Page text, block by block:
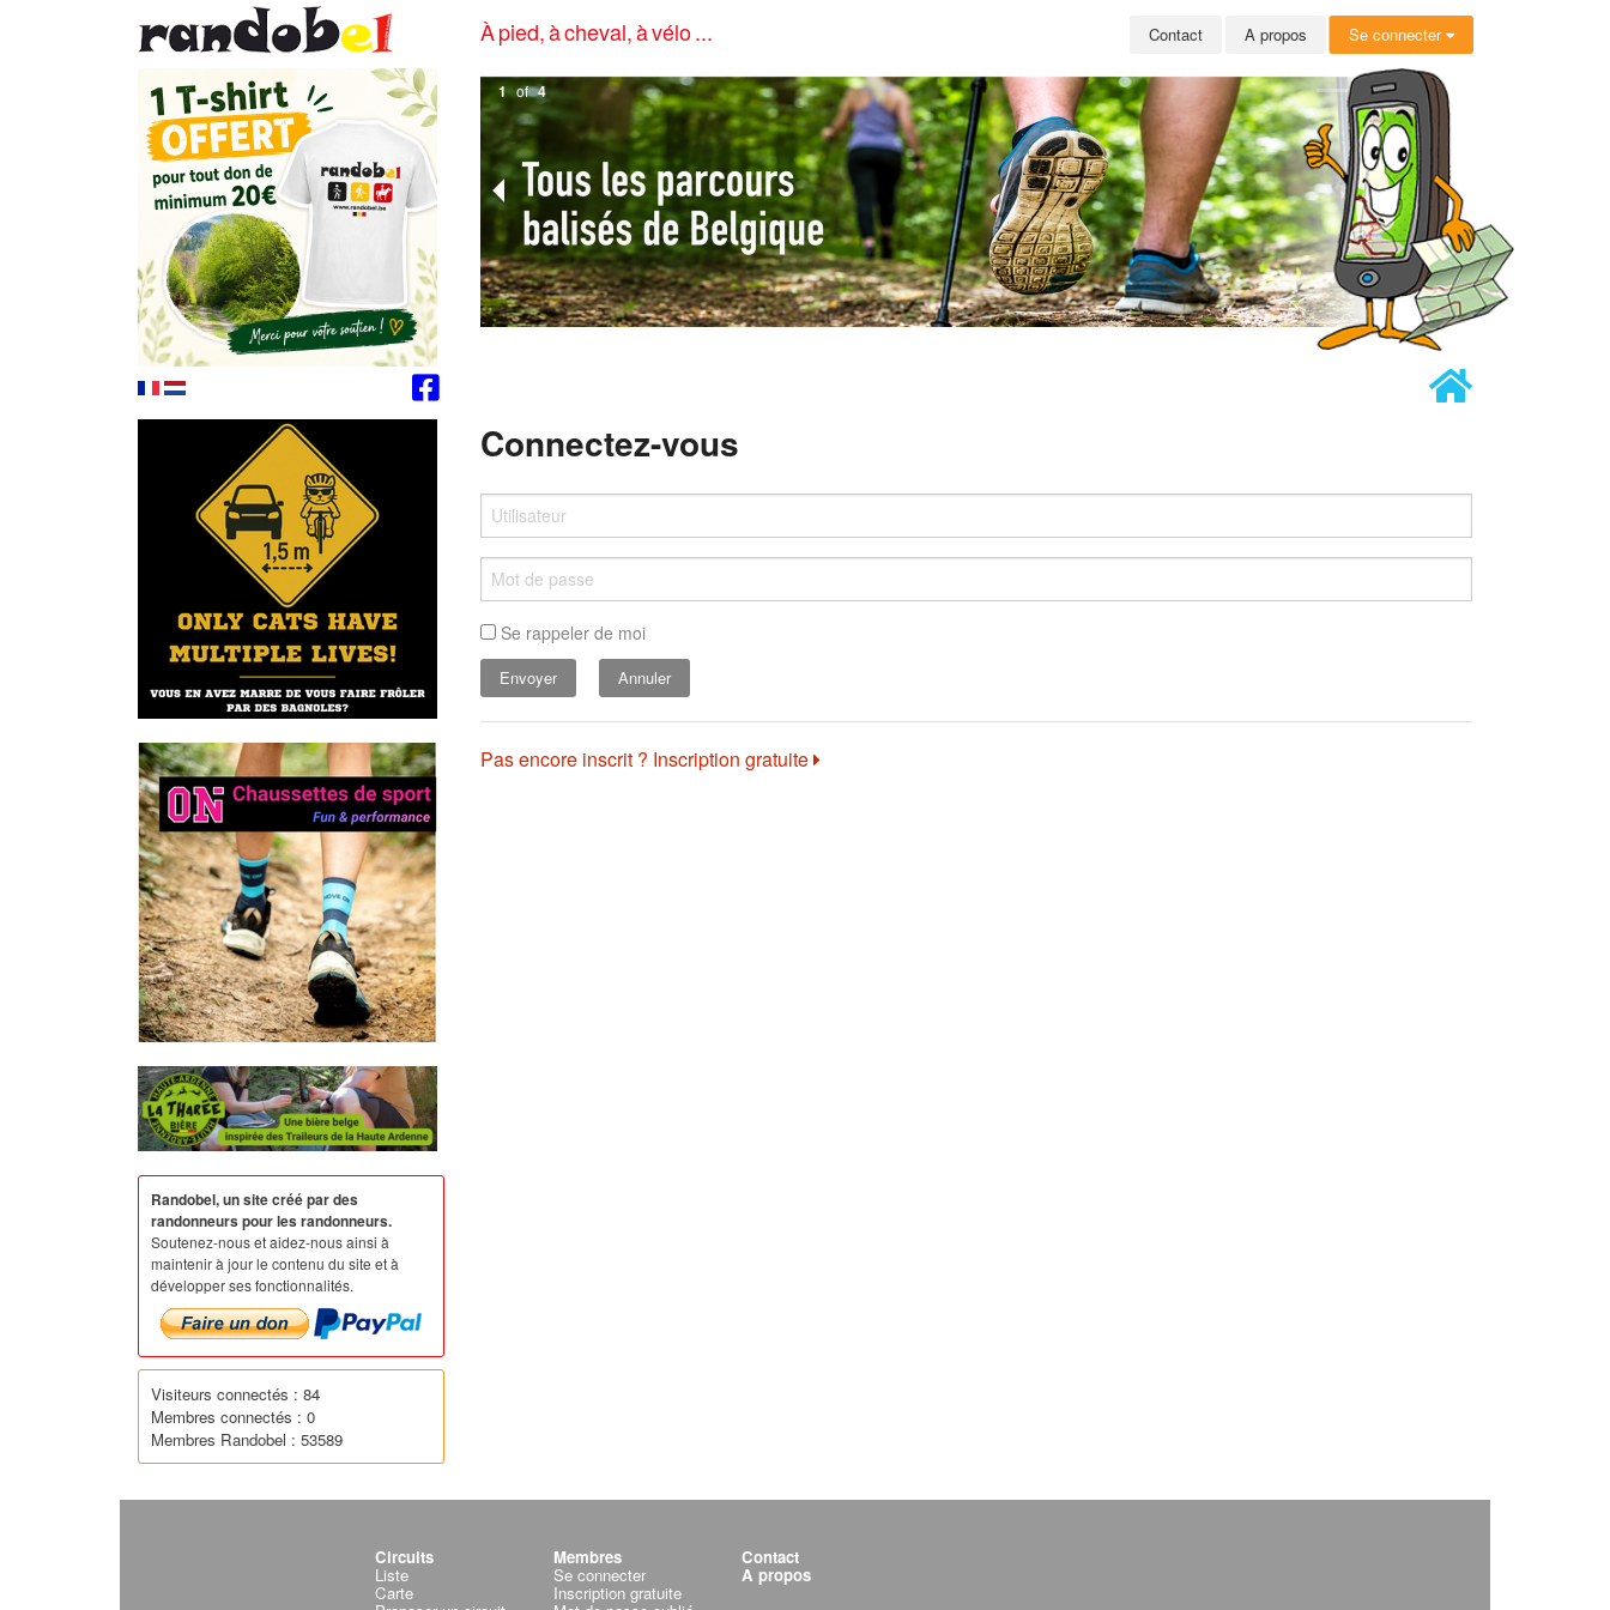
À pied, à cheval, à vélo ... Contact A propos Se connecter
1 of 4
Connectez-vous
Se rappeler de moi
Annuler
Pas encore inscrit ? Inscription gratuite
Randobel, un site créé par des
randonneurs pour les randonneurs.
Soutenez-nous et aidez-nous ainsi à
maintenir à jour le contenu du site et à
développer ses fonctionnalités.
Visiteurs connectés : 84
Membres connectés : 0
Membres Randobel : 53589
Circuits
Liste
Carte
Membres
Se connecter
Inscription gratuite
Contact
A propos